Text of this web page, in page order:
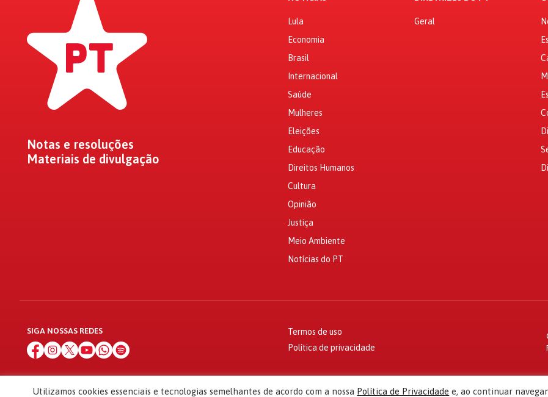
Notas e resoluções
Materiais de divulgação
Lula
Economia
Brasil
Internacional
Saúde
Mulheres
Eleições
Educação
Direitos Humanos
Cultura
Opinião
Justiça
Meio Ambiente
Notícias do PT
Geral
SIGA NOSSAS REDES
Termos de uso
Política de privacidade
Utilizamos cookies essenciais e tecnologias semelhantes de acordo com a nossa Política de Privacidade e, ao continuar